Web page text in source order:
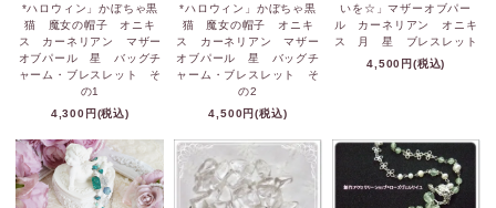
*ハロウィン」かぼちゃ黒
猫 魔女の帽子 オニキ
ス カーネリアン マザー
オブパール 星 バッグチ
ャーム・ブレスレット そ
の1
4,300円(税込)
*ハロウィン」かぼちゃ黒
猫 魔女の帽子 オニキ
ス カーネリアン マザー
オブパール 星 バッグチ
ャーム・ブレスレット そ
の2
4,500円(税込)
いを☆」マザーオブパー
ル カーネリアン オニキ
ス 月 星 ブレスレット
4,500円(税込)